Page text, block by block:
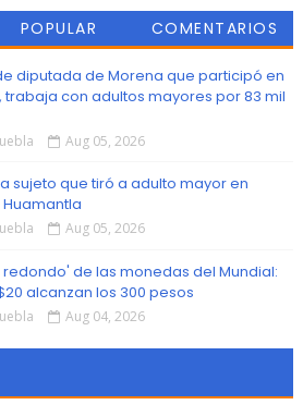
POPULAR COMENTARIOS
diputada de Morena que participó en
trabaja con adultos mayores por 83 mil
Aug 05, 2026
sujeto que tiró a adulto mayor en
Aug 05, 2026
redondo' de las monedas del Mundial:
alcanzan los 300 pesos
Aug 04, 2026